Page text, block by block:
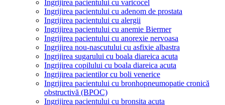
Ingrijirea pacientului cu varicocel
Ingrijirea pacientului cu adenom de prostata
Ingrijirea pacientului cu alergii
Ingrijirea pacientului cu anemie Biermer
Ingrijirea pacientului cu anorexie nervoasa
Ingrijirea nou-nascutului cu asfixie albastra
Ingrijirea sugarului cu boala diareica acuta
Ingrijirea copilului cu boala diareica acuta
Ingrijirea pacientilor cu boli venerice
Ingrijirea pacientului cu bronhopneumopatie cronică
obstructivă (BPOC)
Ingrijirea pacientului cu bronsita acuta